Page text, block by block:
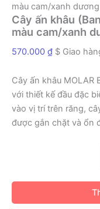
màu cam/xanh dương
Cây ấn khâu
màu cam/xanh
570.000 ₫ $ Giao
Cây ấn khâu MOLAR
với thiết kế đầu đặc
vào vị trí trên răng,
được gắn chặt và ổn